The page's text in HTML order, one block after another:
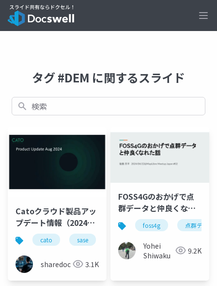
タグ #DEM に関するスライド
検索
Catoクラウド製品アッ
プデート情報（2024年
8月版）cato sase
sharedoc 3.1K
FOSS4Gのおかげで点
群データと仲良くなれ
た話
foss4g 点群データ
Yohei
Shiwaku
9.2K